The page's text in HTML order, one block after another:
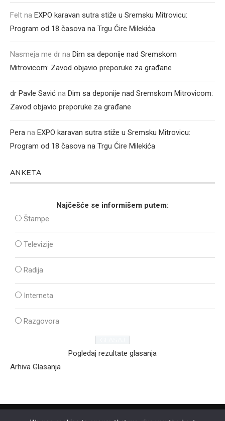
Felt na EXPO karavan sutra stiže u Sremsku Mitrovicu:
Program od 18 časova na Trgu Ćire Milekića
Nasmeja me dr na Dim sa deponije nad Sremskom
Mitrovicom: Zavod objavio preporuke za građane
dr Pavle Savić na Dim sa deponije nad Sremskom Mitrovicom:
Zavod objavio preporuke za građane
Pera na EXPO karavan sutra stiže u Sremsku Mitrovicu:
Program od 18 časova na Trgu Ćire Milekića
ANKETA
Najčešće se informišem putem:
Štampe
Televizije
Radija
Interneta
Razgovora
Pogledaj rezultate glasanja
Arhiva Glasanja